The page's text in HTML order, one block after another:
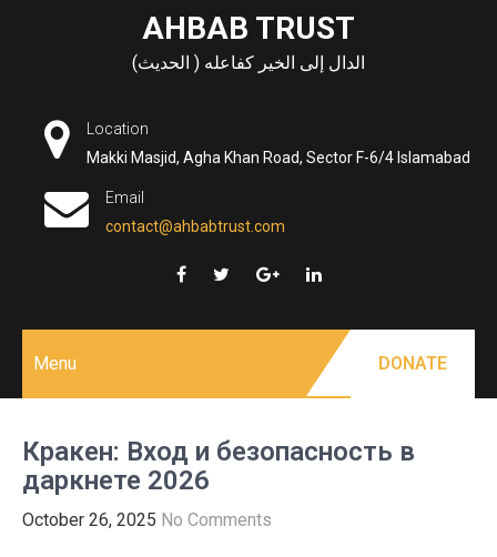
AHBAB TRUST
الدال إلى الخير كفاعله ( الحديث)
Location
Makki Masjid, Agha Khan Road, Sector F-6/4 Islamabad
Email
contact@ahbabtrust.com
Menu DONATE
Кракен: Вход и безопасность в
даркнете 2026
October 26, 2025 No Comments